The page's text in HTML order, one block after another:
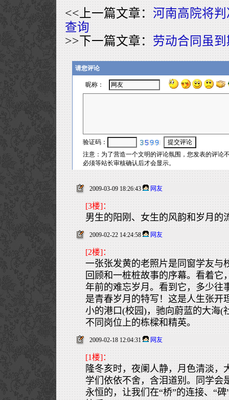
<<上一篇文章：河南高院将
查询
>>下一篇文章：劳动合同虽
2009-03-09 18:26:43 网友
[3楼]：
男生的阳刚、女生的风韵和岁月的
2009-02-22 14:24:58 网友
[2楼]：
一张张发黄的老照片是同窗学友与
回顾和一桩桩故事的序幕。看着它
年前的难忘岁月。看到它，多少往
是青春岁月的特写！这是人生张开
小的港口(校园)，驰向蔚蓝的大海(
不同岗位上的栋樑和精英。
2009-02-18 12:04:31 网友
[1楼]：
隆冬亥时，夜阑人静，月色清淡，
学们依依不舍，含泪道别。同学会
永恒的，让我们在“桥”的连接、“